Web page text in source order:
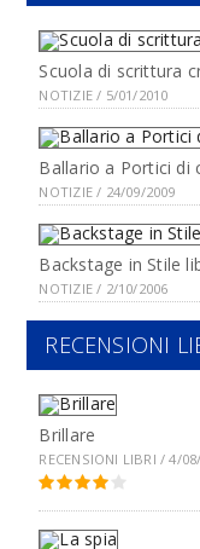
Scuola di scrittura
NOTIZIE / 5/01/2010
Ballario a Portici di
NOTIZIE / 24/09/2009
Backstage in Stile
NOTIZIE / 2/10/2006
RECENSIONI
Brillare
RECENSIONI LIBRI / 4/